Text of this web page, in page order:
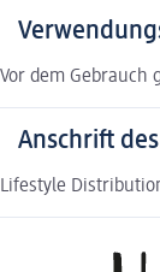
Vor dem
Anschrift
Lifestyle